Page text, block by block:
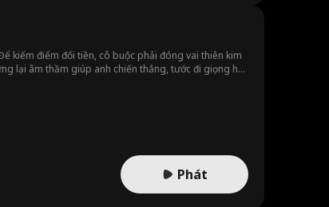
kiếm điểm đổi tiền, cô buộc phải đóng vai thiên kim
lại âm thầm giúp anh chiến thắng, tước đi giọng hát
Phát